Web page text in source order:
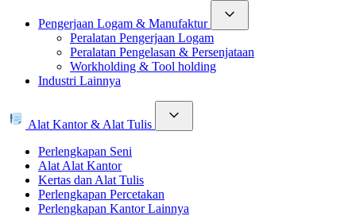
Pengerjaan Logam & Manufaktur
Peralatan Pengerjaan Logam
Peralatan Pengelasan & Persenjataan
Workholding & Tool holding
Industri Lainnya
Alat Kantor & Alat Tulis
Perlengkapan Seni
Alat Alat Kantor
Kertas dan Alat Tulis
Perlengkapan Percetakan
Perlengkapan Kantor Lainnya